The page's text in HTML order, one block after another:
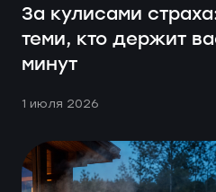
За кулисами
теми, кто держит
минут
1 июля 2026